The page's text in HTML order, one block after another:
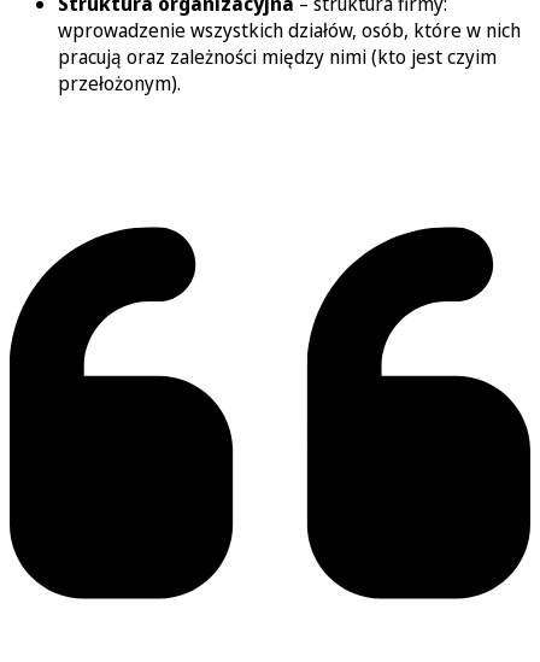
wprowadzenie wszystkich działów, osób, które w nich
pracują oraz zależności między nimi (kto jest czyim
przełożonym).